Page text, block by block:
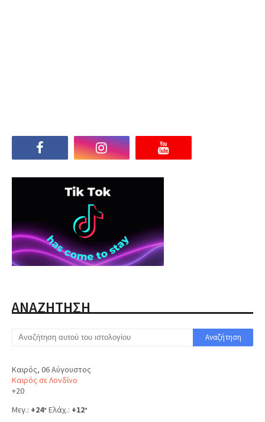
ΑΝΑΖΗΤΗΣΗ
Καιρός, 06 Αύγουστος
Καιρός σε Λονδίνο
+20
Μεγ.: +24° Ελάχ.: +12°